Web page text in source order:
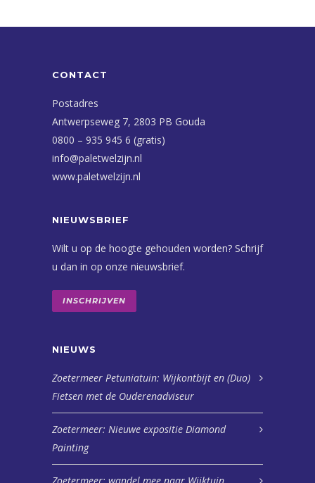
CONTACT
Postadres
Antwerpseweg 7, 2803 PB Gouda
0800 – 935 945 6 (gratis)
info@paletwelzijn.nl
www.paletwelzijn.nl
NIEUWSBRIEF
Wilt u op de hoogte gehouden worden? Schrijf
u dan in op onze nieuwsbrief.
INSCHRIJVEN
NIEUWS
Zoetermeer Petuniatuin: Wijkontbijt en (Duo)
Fietsen met de Ouderenadviseur
Zoetermeer: Nieuwe expositie Diamond
Painting